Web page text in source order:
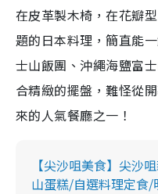
在皮革製木椅，在花瓣
題的日本料理，簡直能
士山飯團、沖繩海鹽富
合精緻的擺盤，難怪從
來的人氣餐廳之一！
【尖沙咀美食】尖沙
山蛋糕/自選料理定食/